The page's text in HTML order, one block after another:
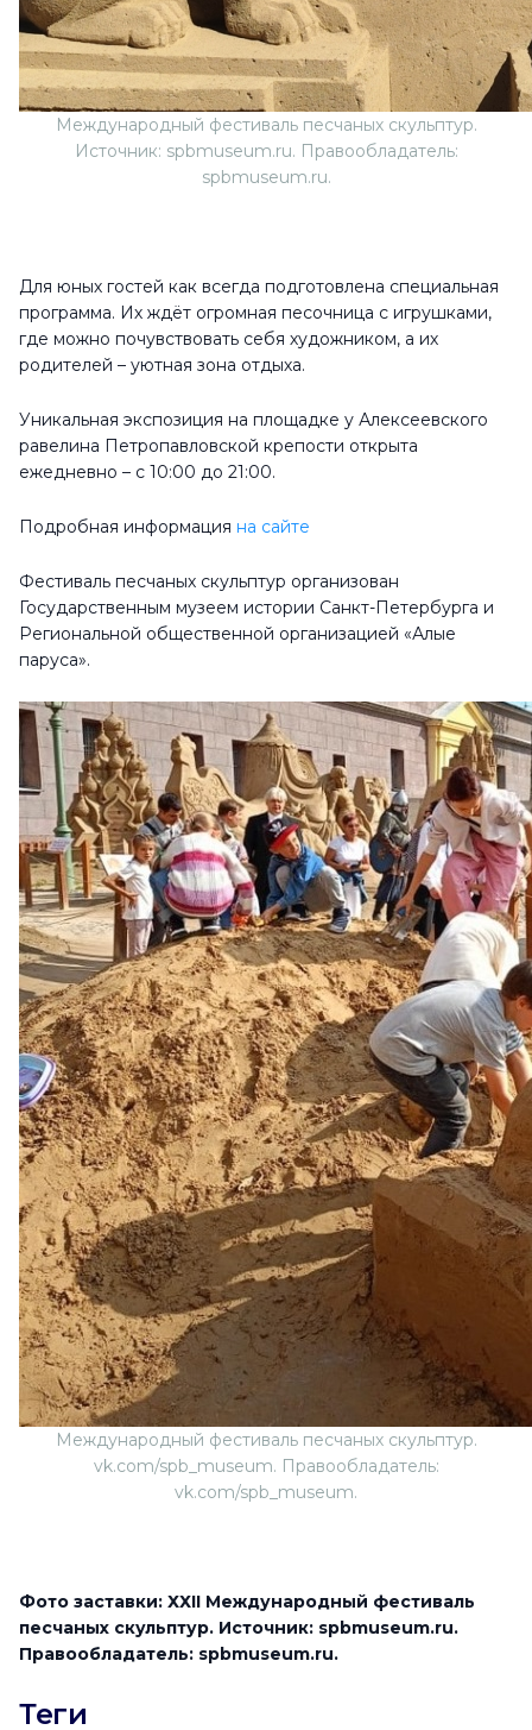
Международный фестиваль песчаных скульптур.
Источник: spbmuseum.ru. Правообладатель:
spbmuseum.ru.
Для юных гостей как всегда подготовлена специальная
программа. Их ждёт огромная песочница с игрушками,
где можно почувствовать себя художником, а их
родителей – уютная зона отдыха.
Уникальная экспозиция на площадке у Алексеевского
равелина Петропавловской крепости открыта
ежедневно – с 10:00 до 21:00.
Подробная информация на сайте
Фестиваль песчаных скульптур организован
Государственным музеем истории Санкт-Петербурга и
Региональной общественной организацией «Алые
паруса».
Международный фестиваль песчаных скульптур.
vk.com/spb_museum. Правообладатель:
vk.com/spb_museum.
Фото заставки: ХХII Международный фестиваль
песчаных скульптур. Источник: spbmuseum.ru.
Правообладатель: spbmuseum.ru.
Теги